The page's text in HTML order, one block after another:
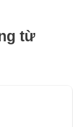
từ